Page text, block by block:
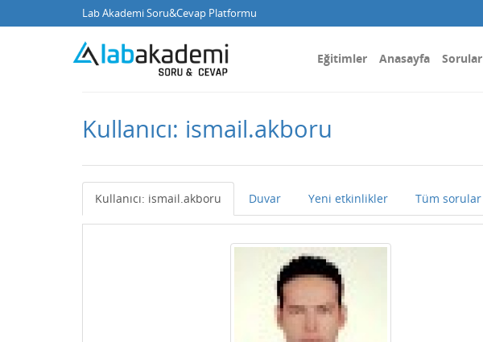
Lab Akademi Soru&Cevap Platformu
Eğitimler Anasayfa Sorular
Kullanıcı: ismail.akboru
Kullanıcı: ismail.akboru Duvar Yeni etkinlikler Tüm sorular